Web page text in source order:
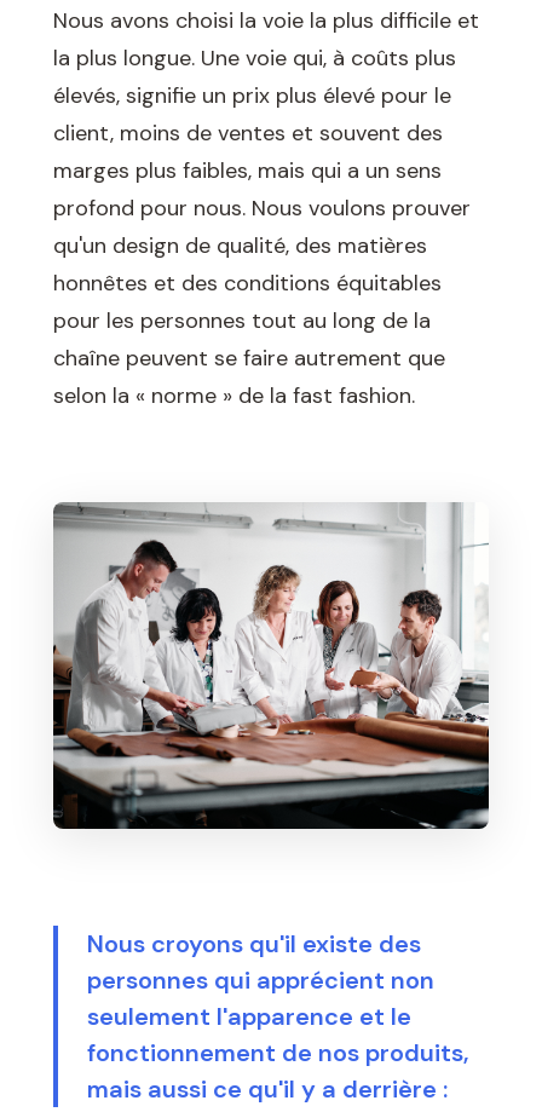
Nous avons choisi la voie la plus difficile et
la plus longue. Une voie qui, à coûts plus
élevés, signifie un prix plus élevé pour le
client, moins de ventes et souvent des
marges plus faibles, mais qui a un sens
profond pour nous. Nous voulons prouver
qu'un design de qualité, des matières
honnêtes et des conditions équitables
pour les personnes tout au long de la
chaîne peuvent se faire autrement que
selon la « norme » de la fast fashion.
Nous croyons qu'il existe des
personnes qui apprécient non
seulement l'apparence et le
fonctionnement de nos produits,
mais aussi ce qu'il y a derrière :